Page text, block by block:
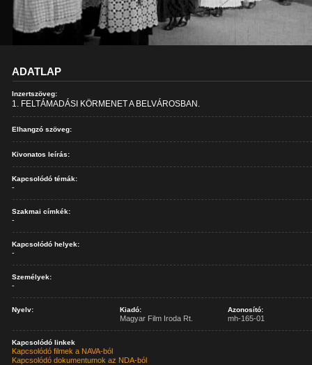
ADATLAP
Inzertszöveg:
1. FELTÁMADÁSI KÖRMENET A BELVÁROSBAN.
Elhangzó szöveg:
Kivonatos leírás:
Kapcsolódó témák:
-
Szakmai címkék:
-
Kapcsolódó helyek:
-
Személyek:
-
Nyelv: Kiadó:
Magyar Film Iroda Rt.
Azonosító:
mh-165-01
Kapcsolódó linkek
Kapcsolódó filmek a NAVA-ból
Kapcsolódó dokumentumok az NDA-ból